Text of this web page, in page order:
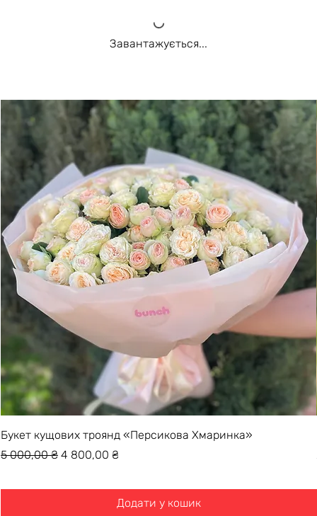
Завантажується...
Букет кущових троянд «Персикова Хмаринка»
Звичайна ціна
5 000,00 ₴ За розпродажем
4 800,00 ₴
Додати у кошик